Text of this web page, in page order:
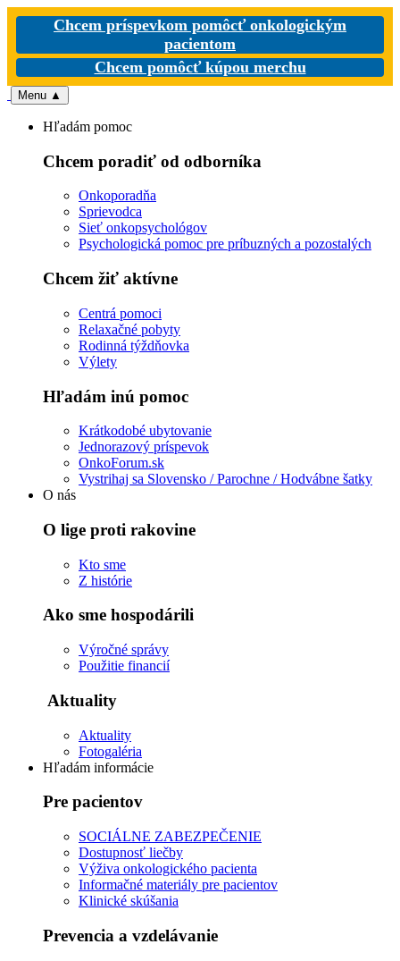
Chcem príspevkom pomôcť onkologickým
pacientom
Chcem pomôcť kúpou merchu
Menu ▲
Hľadám pomoc
Chcem poradiť od odborníka
Onkoporadňa
Sprievodca
Sieť onkopsychológov
Psychologická pomoc pre príbuzných a pozostalých
Chcem žiť aktívne
Centrá pomoci
Relaxačné pobyty
Rodinná týždňovka
Výlety
Hľadám inú pomoc
Krátkodobé ubytovanie
Jednorazový príspevok
OnkoForum.sk
Vystrihaj sa Slovensko / Parochne / Hodvábne šatky
O nás
O lige proti rakovine
Kto sme
Z histórie
Ako sme hospodárili
Výročné správy
Použitie financií
Aktuality
Aktuality
Fotogaléria
Hľadám informácie
Pre pacientov
SOCIÁLNE ZABEZPEČENIE
Dostupnosť liečby
Výživa onkologického pacienta
Informačné materiály pre pacientov
Klinické skúšania
Prevencia a vzdelávanie